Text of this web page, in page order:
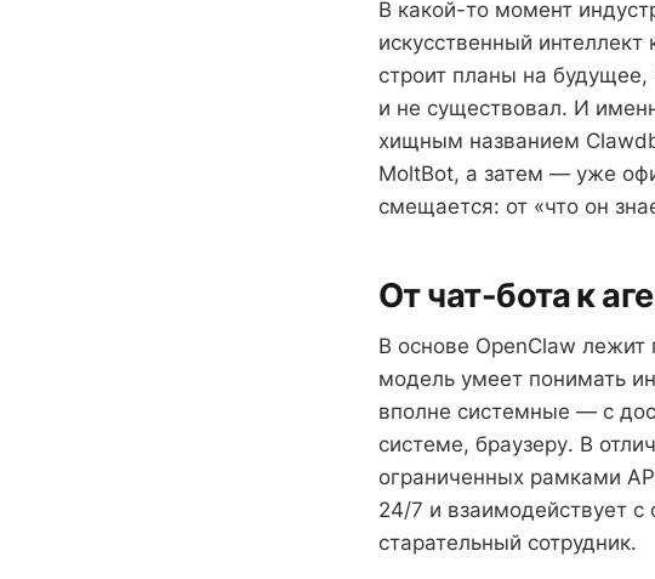
В какой-то момент
искусственный
строит планы на
и не существовал. И
хищным названием
MoltBot, а затем — уже
смещается: от «что он
От чат-бота к
В основе OpenClaw
модель умеет понимать
вполне системные — с
системе, браузеру. В
ограниченных рамками
24/7 и взаимодействует
старательный сотрудник.